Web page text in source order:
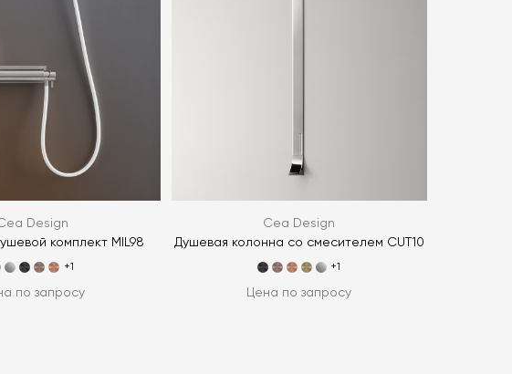
ЗАДАТЬ ВОПРОС
ЗАДАТЬ ВОПРОС
Design
комплект MIL98
+1
по запросу
Cea Design
Душевая колонна со смесителем CUT10
+1
Цена по запросу